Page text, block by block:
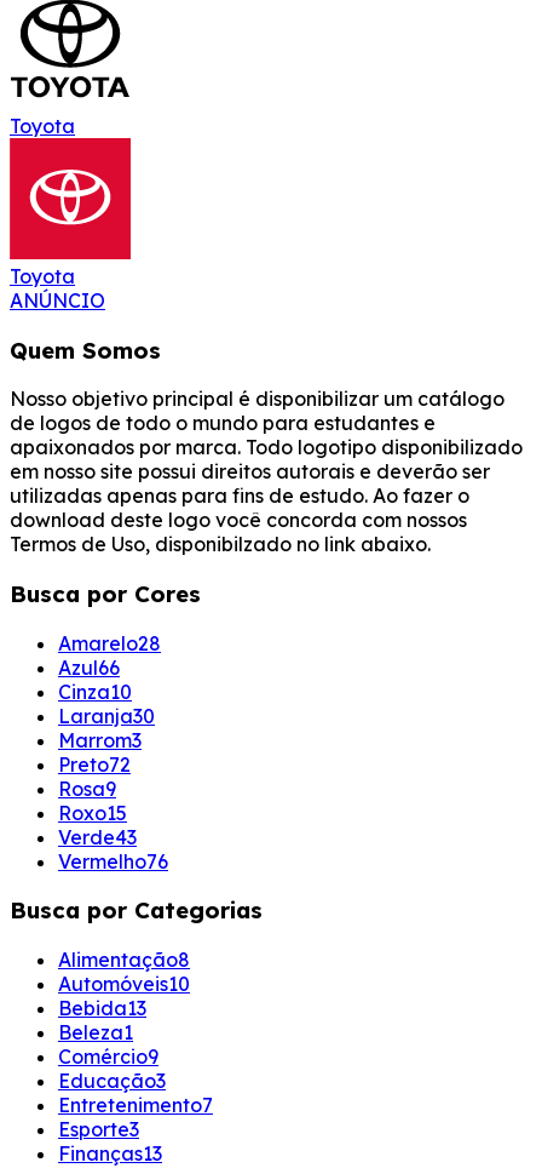
Toyota
Toyota
ANÚNCIO
Quem Somos
Nosso objetivo principal é disponibilizar um catálogo
de logos de todo o mundo para estudantes e
apaixonados por marca. Todo logotipo disponibilizado
em nosso site possui direitos autorais e deverão ser
utilizadas apenas para fins de estudo. Ao fazer o
download deste logo você concorda com nossos
Termos de Uso, disponibilzado no link abaixo.
Busca por Cores
Amarelo28
Azul66
Cinza10
Laranja30
Marrom3
Preto72
Rosa9
Roxo15
Verde43
Vermelho76
Busca por Categorias
Alimentação8
Automóveis10
Bebida13
Beleza1
Comércio9
Educação3
Entretenimento7
Esporte3
Finanças13